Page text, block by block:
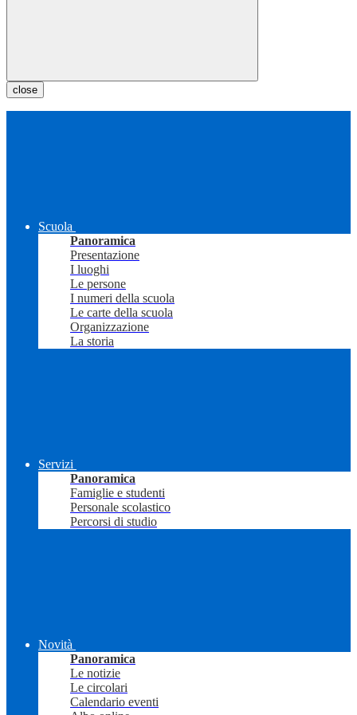
close
Scuola
Panoramica
Presentazione
I luoghi
Le persone
I numeri della scuola
Le carte della scuola
Organizzazione
La storia
Servizi
Panoramica
Famiglie e studenti
Personale scolastico
Percorsi di studio
Novità
Panoramica
Le notizie
Le circolari
Calendario eventi